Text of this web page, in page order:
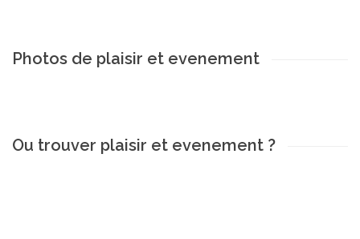
Photos de plaisir et evenement
Ou trouver plaisir et evenement ?